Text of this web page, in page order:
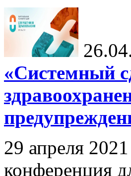
«Системный
29 апреля
конференция